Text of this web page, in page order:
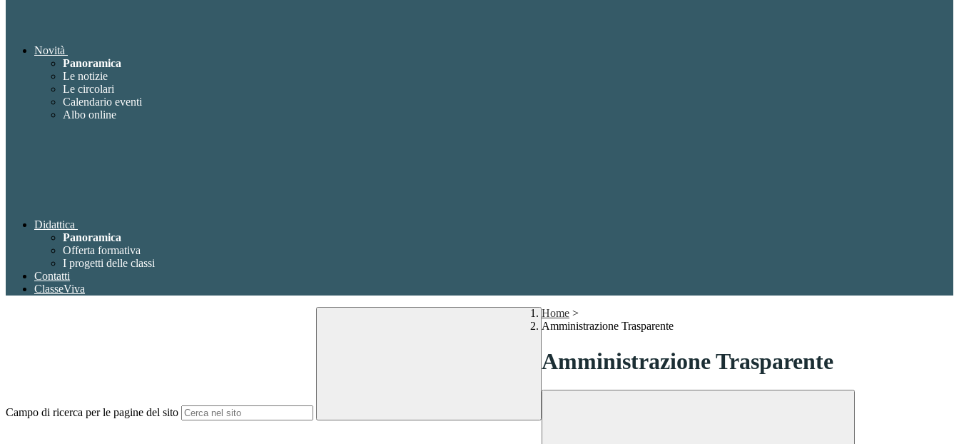
Novità
Panoramica
Le notizie
Le circolari
Calendario eventi
Albo online
Didattica
Panoramica
Offerta formativa
I progetti delle classi
Contatti
ClasseViva
Campo di ricerca per le pagine del sito
Home >
Amministrazione Trasparente
Amministrazione Trasparente